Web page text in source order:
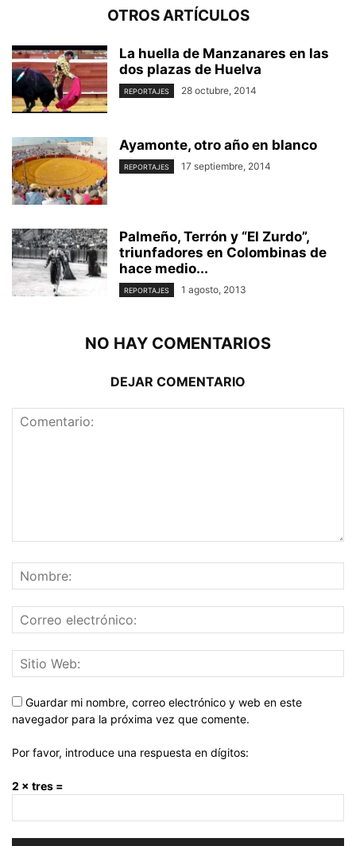
OTROS ARTÍCULOS
La huella de Manzanares en las
dos plazas de Huelva
REPORTAJES 28 octubre, 2014
Ayamonte, otro año en blanco
REPORTAJES 17 septiembre, 2014
Palmeño, Terrón y “El Zurdo”,
triunfadores en Colombinas de
hace medio...
REPORTAJES 1 agosto, 2013
NO HAY COMENTARIOS
DEJAR COMENTARIO
Guardar mi nombre, correo electrónico y web en este
navegador para la próxima vez que comente.
Por favor, introduce una respuesta en dígitos:
2 × tres =